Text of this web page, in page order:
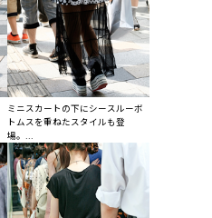
ミニスカートの下にシースルーボ
トムスを重ねたスタイルも登
場。...